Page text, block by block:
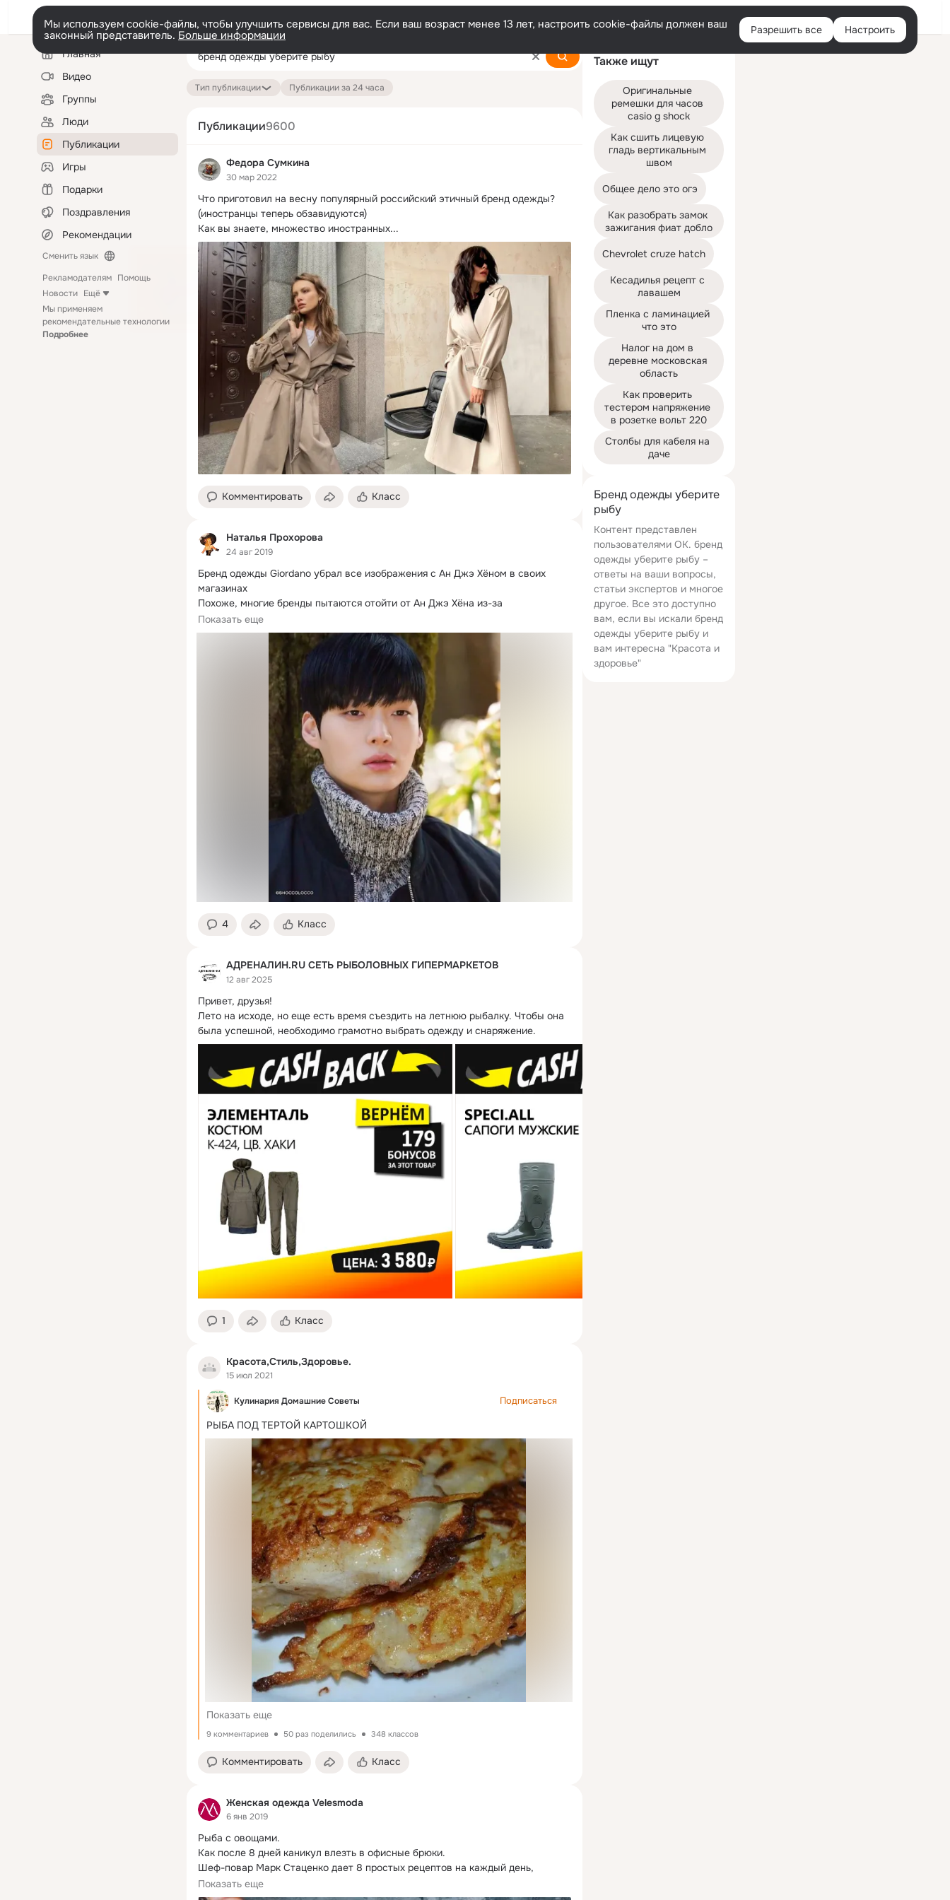
Войти
Мы используем cookie-файлы, чтобы улучшить сервисы для вас. Если ваш возраст менее 13 лет, настроить cookie-файлы должен ваш
законный представитель. Больше информации Разрешить все Настроить
Левая
колонкаГлавная
Видео
Группы
Люди
Публикации
Игры
Подарки
Поздравления
Рекомендации
Сменить язык
Рекламодателям Помощь
Новости Ещё
Мы применяем
рекомендательные технологии
Подробнее
Бренд одежды уберите
рыбу
Контент представлен
пользователями ОК. бренд
одежды уберите рыбу –
ответы на ваши вопросы,
статьи экспертов и многое
другое. Все это доступно
вам, если вы искали бренд
одежды уберите рыбу и
вам интересна "Красота и
здоровье"
Также ищут
Оригинальные
ремешки для часов
casio g shock
Как сшить лицевую
гладь вертикальным
швом
Общее дело это огэ
Как разобрать замок
зажигания фиат добло
Chevrolet cruze hatch
Кесадилья рецепт с
лавашем
Пленка с ламинацией
что это
Налог на дом в
деревне московская
область
Как проверить
тестером напряжение
в розетке вольт 220
Столбы для кабеля на
даче
Тип публикации
Публикации за 24 часа
Публикации9600
Федора Сумкина
30 мар 2022
Что приготовил на весну популярный российский этичный бренд одежды?
(иностранцы теперь обзавидуются)
Как вы знаете, множество иностранных...
Комментировать Класс
Наталья Прохорова
24 авг 2019
Бренд одежды Giordano убрал все изображения с Ан Джэ Хёном в своих
магазинах
Похоже, многие бренды пытаются отойти от Ан Джэ Хёна из-за
разгорающегося скандала вокруг развода с Гу Хе Сон.
Показать еще
4 Класс
АДРЕНАЛИН.RU СЕТЬ РЫБОЛОВНЫХ ГИПЕРМАРКЕТОВ
12 авг 2025
Привет, друзья!
Лето на исходе, но еще есть время съездить на летнюю рыбалку. Чтобы она
была успешной, необходимо грамотно выбрать одежду и снаряжение.
1 Класс
Красота,Стиль,Здоровье.
15 июл 2021
Кулинария Домашние Советы Подписаться
РЫБА ПОД ТЕРТОЙ КАРТОШКОЙ
Показать еще
9 комментариев 50 раз поделились 348 классов
Комментировать Класс
Женская одежда Velesmoda
6 янв 2019
Рыба с овощами.
Как после 8 дней каникул влезть в офисные брюки.
Шеф-повар Марк Стаценко дает 8 простых рецептов на каждый день,
которые помогут быстро прийти в форму после праздников.
Показать еще